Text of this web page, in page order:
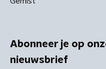
Abonneer je op
nieuwsbrief